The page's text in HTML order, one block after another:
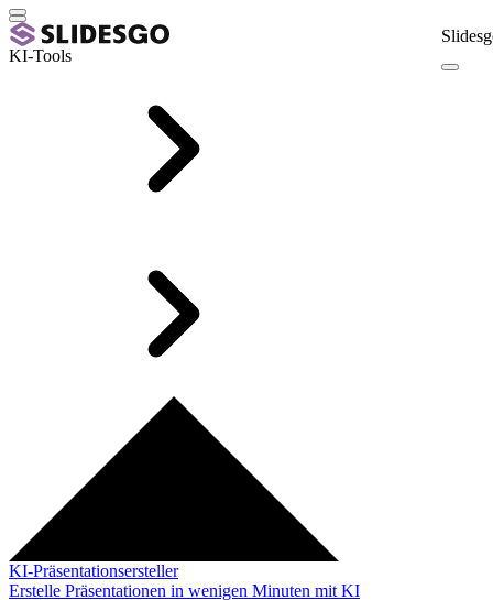
KI-Tools
KI-Präsentationsersteller
Erstelle Präsentationen in wenigen Minuten mit KI